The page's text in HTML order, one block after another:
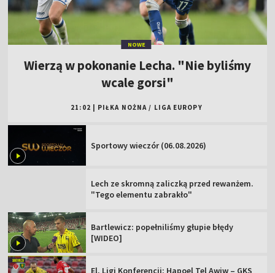
NOWE
Wierzą w pokonanie Lecha. "Nie byliśmy
wcale gorsi"
21:02 PIŁKA NOŻNA / LIGA EUROPY
Sportowy wieczór (06.08.2026)
Lech ze skromną zaliczką przed rewanżem.
"Tego elementu zabrakło"
Bartlewicz: popełniliśmy głupie błędy
[WIDEO]
El. Ligi Konferencji: Hapoel Tel Awiw – GKS